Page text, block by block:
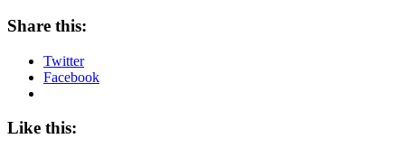
Share this:
Twitter
Facebook
Like this: